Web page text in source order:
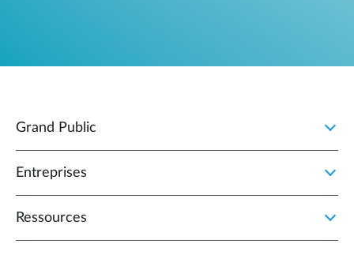
Grand Public
Entreprises
Ressources